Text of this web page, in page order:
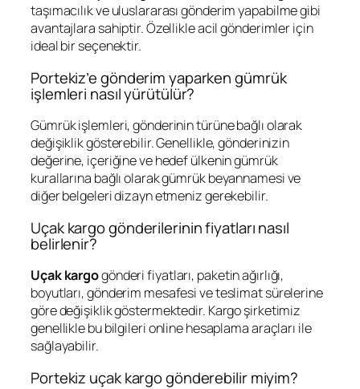
taşımacılık ve uluslararası gönderim yapabilme gibi
avantajlara sahiptir. Özellikle acil gönderimler için
ideal bir seçenektir.
Portekiz’e gönderim yaparken gümrük
işlemleri nasıl yürütülür?
Gümrük işlemleri, gönderinin türüne bağlı olarak
değişiklik gösterebilir. Genellikle, gönderinizin
değerine, içeriğine ve hedef ülkenin gümrük
kurallarına bağlı olarak gümrük beyannamesi ve
diğer belgeleri dizayn etmeniz gerekebilir.
Uçak kargo gönderilerinin fiyatları nasıl
belirlenir?
Uçak kargogönderi fiyatları, paketin ağırlığı,
boyutları, gönderim mesafesi ve teslimat sürelerine
göre değişiklik göstermektedir. Kargo şirketimiz
genellikle bu bilgileri online hesaplama araçları ile
sağlayabilir.
Portekiz uçak kargo gönderebilir miyim?